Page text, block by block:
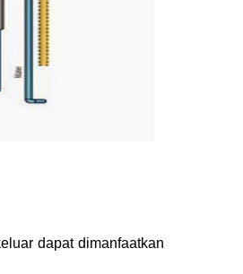
dapat dimanfaatkan